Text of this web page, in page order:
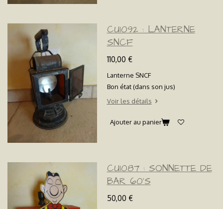
CU1092 : LANTERNE
SNCF
110,00 €
Lanterne SNCF
Bon état (dans son jus)
Voir les détails
Ajouter au panier
CU1087 : SONNETTE DE
BAR 60'S
50,00 €